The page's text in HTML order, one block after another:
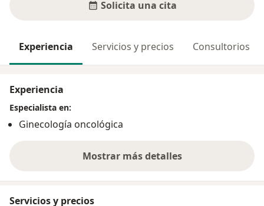
Solicita una cita
Experiencia Servicios y precios Consultorios
Experiencia
Especialista en:
Ginecología oncológica
Mostrar más detalles
sobre la experiencia
Servicios y precios